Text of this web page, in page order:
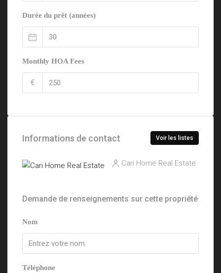
Durée du prêt (années)
Monthly HOA Fees
€
Informations de contact Voir les listes
Cari Home Real Estate
Demande de renseignements sur cette propriété
Nom
Téléphone